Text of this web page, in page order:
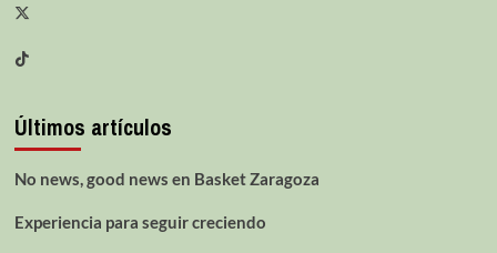
Últimos artículos
No news, good news en Basket Zaragoza
Experiencia para seguir creciendo